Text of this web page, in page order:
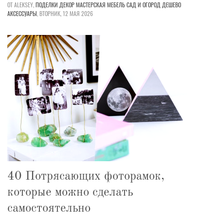
ОТ ALEKSEY,ПОДЕЛКИ ДЕКОРМАСТЕРСКАЯ МЕБЕЛЬСАД И ОГОРОД ДЕШЕВО
АКСЕССУАРЫ,ВТОРНИК, 12 МАЯ 2026
40 Потрясающих фоторамок,
которые можно сделать
самостоятельно